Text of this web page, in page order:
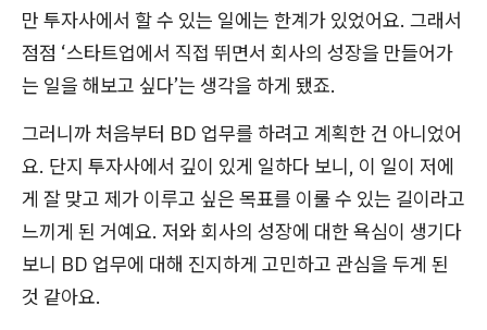
만 투자사에서 할 수 있는 일에는 한계가 있었어요. 그래서
점점 ‘스타트업에서 직접 뛰면서 회사의 성장을 만들어가
는 일을 해보고 싶다’는 생각을 하게 됐죠.
그러니까 처음부터 BD 업무를 하려고 계획한 건 아니었어
요. 단지 투자사에서 깊이 있게 일하다 보니, 이 일이 저에
게 잘 맞고 제가 이루고 싶은 목표를 이룰 수 있는 길이라고
느끼게 된 거예요. 저와 회사의 성장에 대한 욕심이 생기다
보니 BD 업무에 대해 진지하게 고민하고 관심을 두게 된
것 같아요.